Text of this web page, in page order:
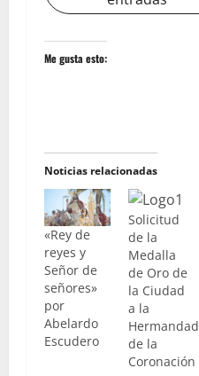
Me gusta esto:
Noticias relacionadas
«Rey de
reyes y
Señor de
señores»
por
Abelardo
Escudero
Solicitud
de la
Medalla
de Oro de
la Ciudad
a la
Hermandad
de la
Coronación